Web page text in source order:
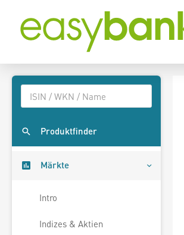
Produktfinder
Märkte
Intro
Indizes & Aktien